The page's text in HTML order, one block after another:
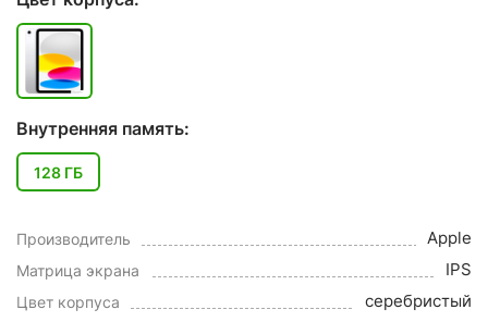
Внутренняя память:
128 ГБ
Производитель Apple
Матрица экрана IPS
Цвет корпуса серебристый